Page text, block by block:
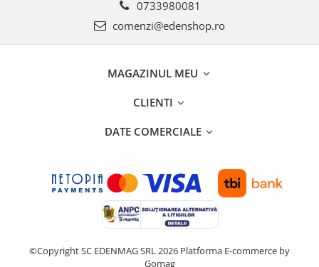
0733980081
comenzi@edenshop.ro
MAGAZINUL MEU
CLIENTI
DATE COMERCIALE
©Copyright SC EDENMAG SRL 2026 Platforma E-commerce by
Gomag